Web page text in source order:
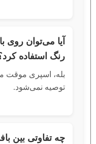
آیا می‌توان روی
رنگ استفاده
بله، اسپری موقت
توصیه نمی‌شود.
چه تفاوتی بین